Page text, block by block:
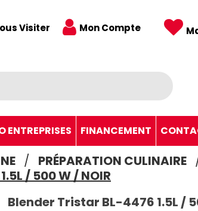
Visiter Mon Compte
ENTREPRISES FINANCEMENT
PRÉPARATION CULINAIRE
/ 500 W / NOIR
Blender Tristar BL-4476 1.5L /